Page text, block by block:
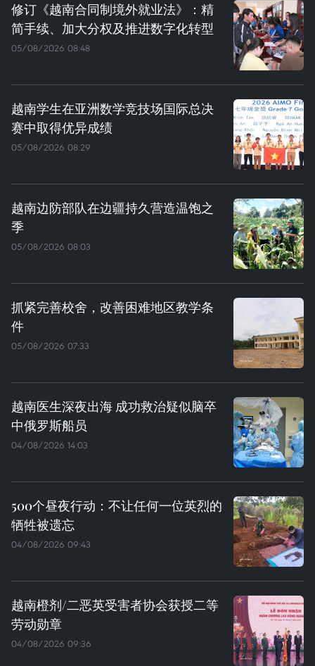
修订《越南合同制境外就业法》：精
简手续、加大分权及推进数字化转型
05/08/2026 08:48
越南学生在亚洲数学竞技场国际总决
赛中取得优异成绩
05/08/2026 08:29
越南边防部队在边疆持久营造温饱之
季
05/08/2026 08:03
抓紧完善校舍，改善困难地区教学条
件
05/08/2026 07:33
越南医生深夜出海 成功救治疑似脑卒
中俄罗斯船员
04/08/2026 14:03
500个昼夜行动：不让任何一位英烈的
牺牲被遗忘
04/08/2026 09:43
越南橙剂/二恶英受害者协会获授二等
劳动勋章
04/08/2026 09:36